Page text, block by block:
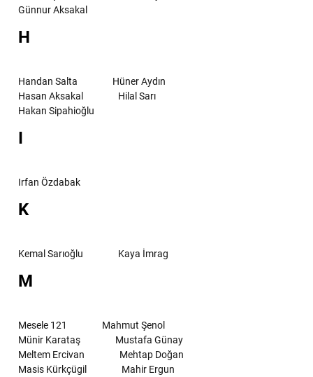
Günnur Aksakal
H
Handan Salta
Hüner Aydın
Hasan Aksakal
Hilal Sarı
Hakan Sipahioğlu
I
Irfan Özdabak
K
Kemal Sarıoğlu Kaya İmrag
M
Mesele 121
Mahmut Şenol
Münir Karataş
Mustafa Günay
Meltem Ercivan
Mehtap Doğan
Masis Kürkçügil
Mahir Ergun